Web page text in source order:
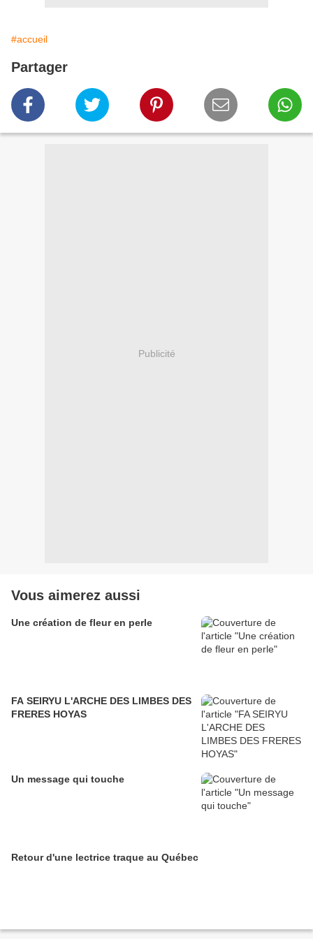
#accueil
Partager
Publicité
Vous aimerez aussi
Une création de fleur en perle
FA SEIRYU L'ARCHE DES LIMBES DES
FRERES HOYAS
Un message qui touche
Retour d'une lectrice traque au Québec